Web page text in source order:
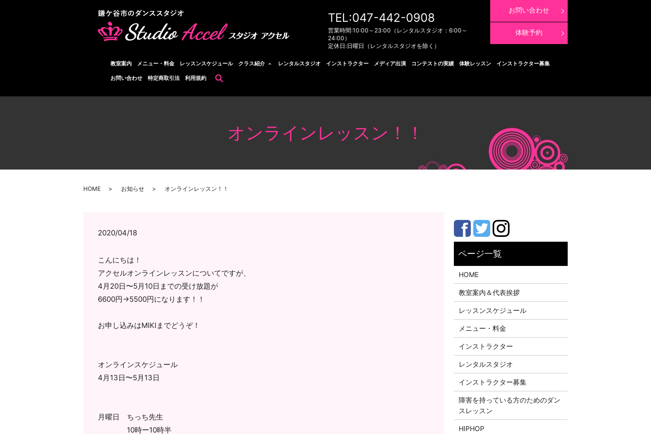
教室案内 メニュー・料金 レッスンスケジュール クラス紹介 レンタルスタジオ インストラクター メディア出演 コンテストの実績 体験レッスン インストラクター募集
お問い合わせ 特定商取引法 利用規約
TEL:047-442-0908
営業時間:10:00～23:00（レンタルスタジオ：6:00～
24:00）
定休日:日曜日（レンタルスタジオを除く）
お問い合わせ
体験予約
オンラインレッスン！！
HOME お知らせ オンラインレッスン！！
2020/04/18
こんにちは！
アクセルオンラインレッスンについてですが、
4月20日〜5月10日までの受け放題が
6600円→5500円になります！！
お申し込みはMIKIまでどうぞ！
オンラインスケジュール
4月13日〜5月13日
月曜日 ちっち先生
10時ー10時半
HOME
教室案内＆代表挨拶
レッスンスケジュール
メニュー・料金
インストラクター
レンタルスタジオ
インストラクター募集
障害を持っている方のためのダン
スレッスン
HIPHOP